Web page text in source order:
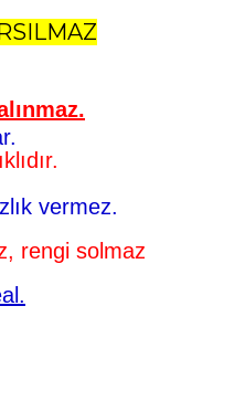
vermez.
rengi solmaz